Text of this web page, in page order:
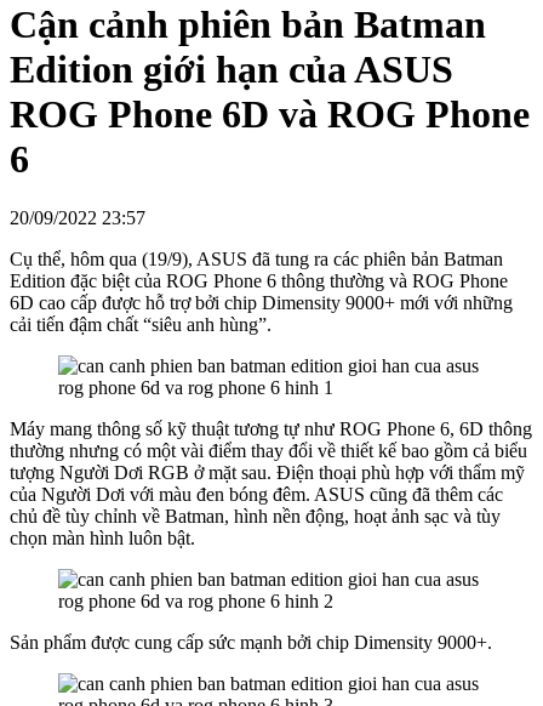
Cận cảnh phiên bản Batman
Edition giới hạn của ASUS
ROG Phone 6D và ROG Phone
6
20/09/2022 23:57
Cụ thể, hôm qua (19/9), ASUS đã tung ra các phiên bản Batman
Edition đặc biệt của ROG Phone 6 thông thường và ROG Phone
6D cao cấp được hỗ trợ bởi chip Dimensity 9000+ mới với những
cải tiến đậm chất “siêu anh hùng”.
Máy mang thông số kỹ thuật tương tự như ROG Phone 6, 6D thông
thường nhưng có một vài điểm thay đổi về thiết kế bao gồm cả biểu
tượng Người Dơi RGB ở mặt sau. Điện thoại phù hợp với thẩm mỹ
của Người Dơi với màu đen bóng đêm. ASUS cũng đã thêm các
chủ đề tùy chỉnh về Batman, hình nền động, hoạt ảnh sạc và tùy
chọn màn hình luôn bật.
Sản phẩm được cung cấp sức mạnh bởi chip Dimensity 9000+.